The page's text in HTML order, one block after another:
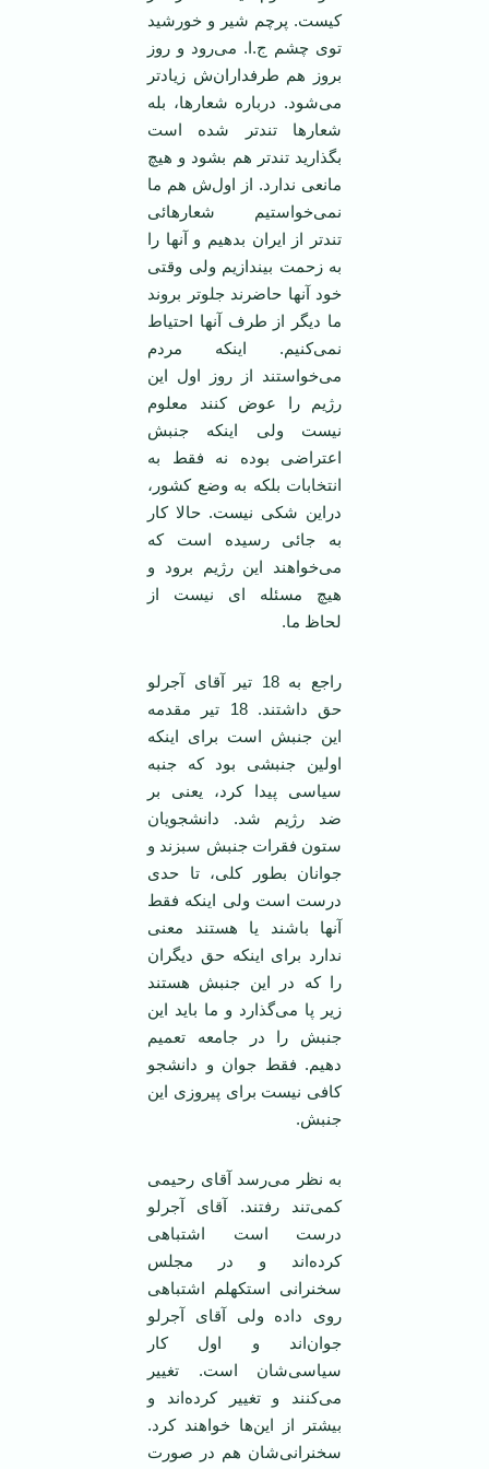
کیست. پرچم شیر و خورشید
توی چشم ج.ا. می‌رود و روز
بروز هم طرفداران‌ش زیادتر
می‌شود. درباره شعارها، بله
شعارها تندتر شده است
بگذارید تندتر هم بشود و هیچ
مانعی ندارد. از اول‌ش هم ما
نمی‌خواستیم شعارهائی
تندتر از ایران بدهیم و آنها را
به زحمت بیندازیم ولی وقتی
خود آنها حاضرند جلوتر بروند
ما دیگر از طرف آنها احتیاط
نمی‌کنیم. اینکه مردم
می‌خواستند از روز اول این
رژیم را عوض کنند معلوم
نیست ولی اینکه جنبش
اعتراضی بوده نه فقط به
انتخابات بلکه به وضع کشور،
دراین شکی نیست. حالا کار
به جائی رسیده است که
می‌خواهند این رژیم برود و
هیچ مسئله ای نیست از
لحاظ ما.
راجع به 18 تیر آقای آجرلو
حق داشتند. 18 تیر مقدمه
این جنبش است برای اینکه
اولین جنبشی بود که جنبه
سیاسی پیدا کرد، یعنی بر
ضد رژیم شد. دانشجویان
ستون فقرات جنبش سبزند و
جوانان بطور کلی، تا حدی
درست است ولی اینکه فقط
آنها باشند یا هستند معنی
ندارد برای اینکه حق دیگران
را که در این جنبش هستند
زیر پا می‌گذارد و ما باید این
جنبش را در جامعه تعمیم
دهیم. فقط جوان و دانشجو
کافی نیست برای پیروزی این
جنبش.
به نظر می‌رسد آقای رحیمی
‌کمی‌تند رفتند. آقای آجرلو
درست است اشتباهی
کرده‌اند و در مجلس
سخنرانی استکهلم اشتباهی
روی داده ولی آقای آجرلو
جوان‌اند و اول کار
سیاسی‌شان است. تغییر
می‌کنند و تغییر کرده‌اند و
بیشتر از این‌ها خواهند کرد.
سخنرانی‌شان هم در صورت